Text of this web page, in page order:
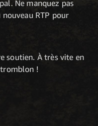
Ne manquez pas
RTP pour
soutien. À très vite en
!